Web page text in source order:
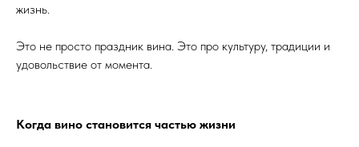
жизнь.
Это не просто праздник вина. Это про культуру, традиции и
удовольствие от момента.
Когда вино становится частью жизни